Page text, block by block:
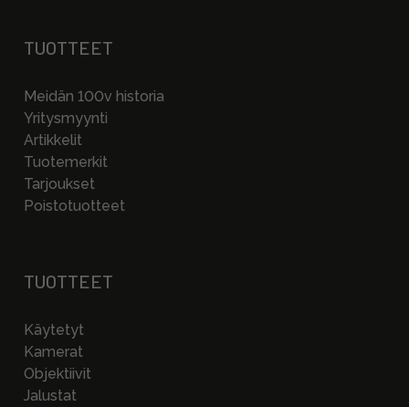
TUOTTEET
Meidän 100v historia
Yritysmyynti
Artikkelit
Tuotemerkit
Tarjoukset
Poistotuotteet
TUOTTEET
Käytetyt
Kamerat
Objektiivit
Jalustat